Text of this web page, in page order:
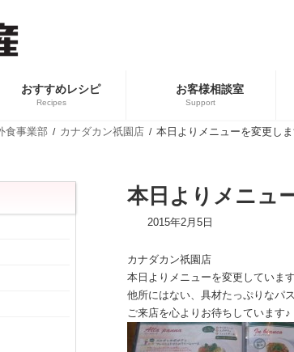
おすすめレシピ
Recipes
お客様相談室
Support
パック
食事業部 カナダカン祇園店 本日よりメニューを変更し
本日よりメニュ
2015年2月5日
カナダカン祇園店
本日よりメニューを変更しています
他所にはない、具材たっぷりなパ
ご来店を心よりお待ちしています♪